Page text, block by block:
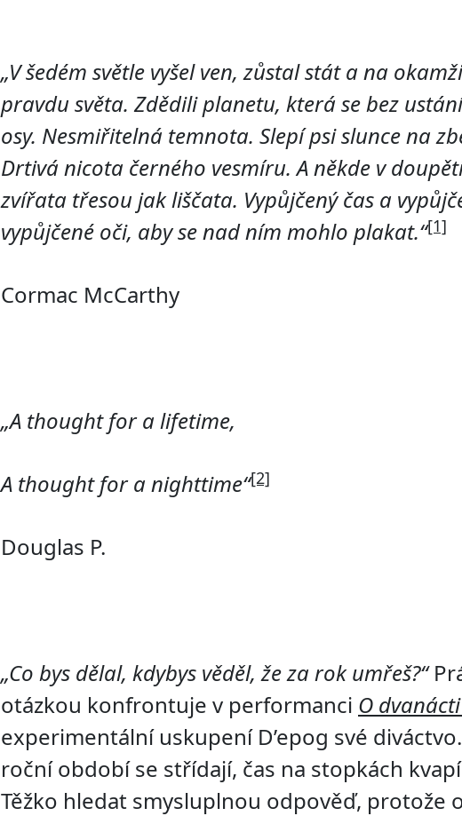
„V šedém světle vyšel ven, zůstal stát a na
pravdu světa. Zdědili planetu, která se bez
osy. Nesmiřitelná temnota. Slepí psi slunce na
Drtivá nicota černého vesmíru. A někde v
zvířata třesou jak liščata. Vypůjčený čas a
vypůjčené oči, aby se nad ním mohlo plakat.“[1]
Cormac McCarthy
„A thought for a lifetime,
A thought for a nighttime“[2]
Douglas P.
„Co bys dělal, kdybys věděl, že za rok umřeš?“
otázkou konfrontuje v performanci O
experimentální uskupení D’epog své
roční období se střídají, čas na stopkách
Těžko hledat smysluplnou odpověď, protože